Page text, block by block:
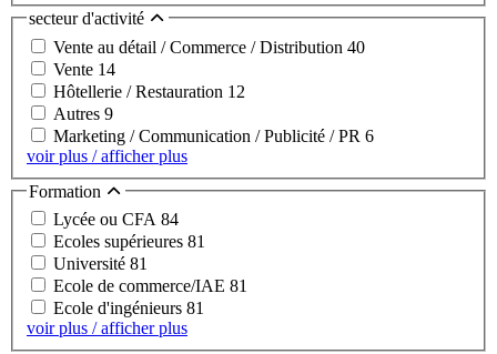
secteur d'activité
Vente au détail / Commerce / Distribution 40
Vente 14
Hôtellerie / Restauration 12
Autres 9
Marketing / Communication / Publicité / PR 6
voir plus / afficher plus
Formation
Lycée ou CFA 84
Ecoles supérieures 81
Université 81
Ecole de commerce/IAE 81
Ecole d'ingénieurs 81
voir plus / afficher plus